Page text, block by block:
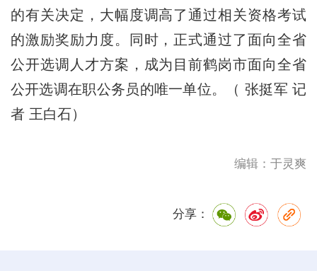
的有关决定，大幅度调高了通过相关资格考试
的激励奖励力度。同时，正式通过了面向全省
公开选调人才方案，成为目前鹤岗市面向全省
公开选调在职公务员的唯一单位。（ 张挺军 记
者 王白石）
编辑：于灵爽
分享：